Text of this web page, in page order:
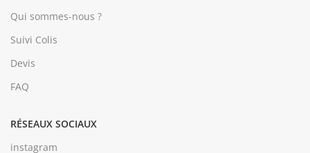
Qui sommes-nous ?
Suivi Colis
Devis
FAQ
RÉSEAUX SOCIAUX
instagram